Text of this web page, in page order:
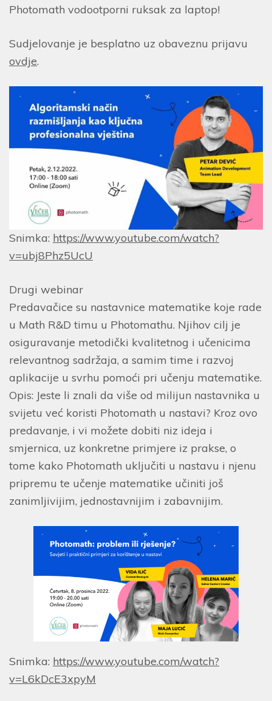
Photomath vodootporni ruksak za laptop!
Sudjelovanje je besplatno uz obaveznu prijavu
ovdje.
Snimka: https://www.youtube.com/watch?
v=ubj8Phz5UcU
Drugi webinar
Predavačice su nastavnice matematike koje rade
u Math R&D timu u Photomathu. Njihov cilj je
osiguravanje metodički kvalitetnog i učenicima
relevantnog sadržaja, a samim time i razvoj
aplikacije u svrhu pomoći pri učenju matematike.
Opis: Jeste li znali da više od milijun nastavnika u
svijetu već koristi Photomath u nastavi? Kroz ovo
predavanje, i vi možete dobiti niz ideja i
smjernica, uz konkretne primjere iz prakse, o
tome kako Photomath uključiti u nastavu i njenu
pripremu te učenje matematike učiniti još
zanimljivijim, jednostavnijim i zabavnijim.
Snimka: https://www.youtube.com/watch?
v=L6kDcE3xpyM